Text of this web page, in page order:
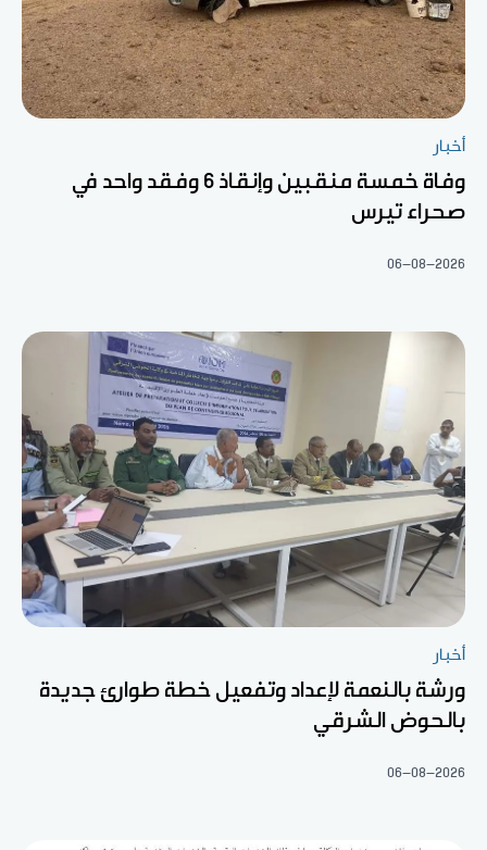
أخبار
وفاة خمسة منقبين وإنقاذ 6 وفقد واحد في
صحراء تيرس
06-08-2026
أخبار
ورشة بالنعمة لإعداد وتفعيل خطة طوارئ جديدة
بالحوض الشرقي
06-08-2026